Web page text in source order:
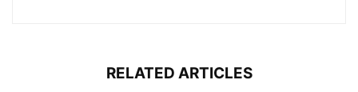
RELATED ARTICLES